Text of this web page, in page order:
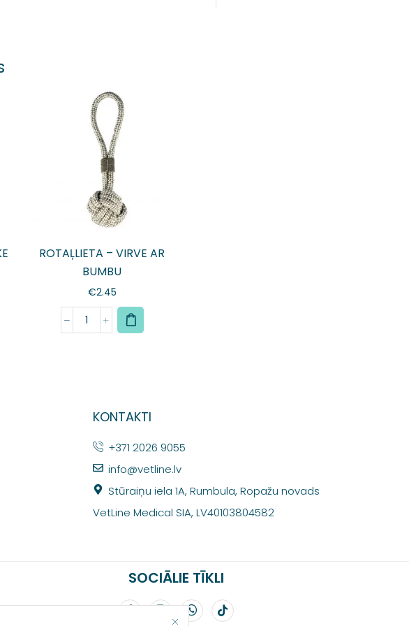
ROTAĻLIETA – VIRVE AR
BUMBU
€2.45
KONTAKTI
+371 2026 9055
info@vetline.lv
Stūraiņu iela 1A, Rumbula, Ropažu novads
VetLine Medical SIA, LV40103804582
SOCIĀLIE TĪKLI